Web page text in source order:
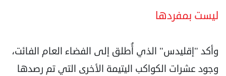
ليست بمفردها
وأكد "إقليدس" الذي أُطلق إلى الفضاء العام الفائت،
وجود عشرات الكواكب اليتيمة الأخرى التي تم رصدها